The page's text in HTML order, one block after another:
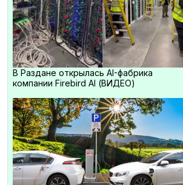
В Раздане открылась AI-фабрика
компании Firebird AI (ВИДЕО)